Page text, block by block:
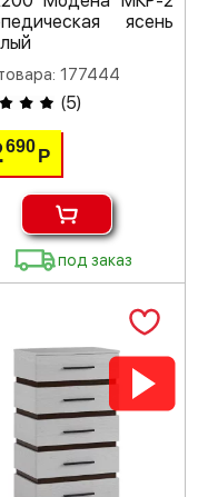
ясень
177444
(5)
690 Р
под заказ